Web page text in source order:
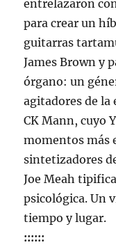
entrelazaron
para crear un
guitarras
James Brown y
órgano: un
agitadores de la
CK Mann, cuyo
momentos más
sintetizadores
Joe Meah
psicológica. Un
tiempo y lugar.
::::::